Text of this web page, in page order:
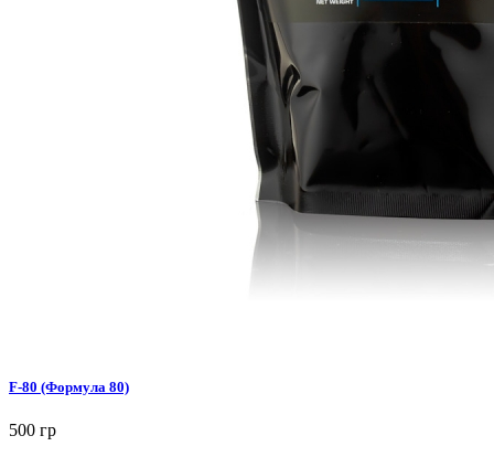
F-80 (Формула 80)
500 гр